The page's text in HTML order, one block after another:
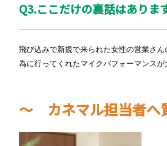
Q3.ここだけの裏話はありま
飛び込みで新規で来られた女性の営業さ
為に行ってくれたマイクパフォーマンスが
～ カネマル担当者